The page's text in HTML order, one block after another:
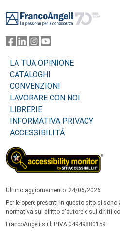
LA TUA OPINIONE
CATALOGHI
CONVENZIONI
LAVORARE CON NOI
LIBRERIE
INFORMATIVA PRIVACY
ACCESSIBILITÁ
Ultimo aggiornamento: 24/06/2026
Per le opere presenti in questo sito si
normativa sul diritto d'autore e sui diritti
FrancoAngeli s.r.l. P.IVA 04949880159